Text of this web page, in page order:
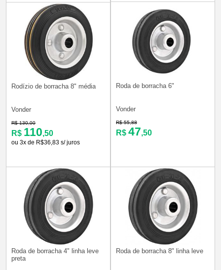
Rodízio de borracha 8" média
Vonder
R$ 130,00
R$ 110,50
ou 3x de R$36,83 s/ juros
Roda de borracha 6"
Vonder
R$ 55,88
R$ 47,50
Roda de borracha 4" linha leve
preta
Roda de borracha 8" linha leve